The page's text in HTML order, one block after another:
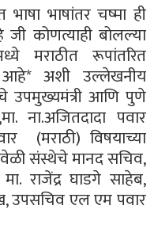
भाषांतर चष्मा ही
कोणत्याही बोलल्या
मराठीत रूपांतरित
आहे* अशी उल्लेखनीय
उपमुख्यमंत्री आणि पुणे
ना.अजितदादा पवार
(मराठी) विषयाच्या
संस्थेचे मानद सचिव,
राजेंद्र घाडगे साहेब,
उपसचिव एल एम पवार